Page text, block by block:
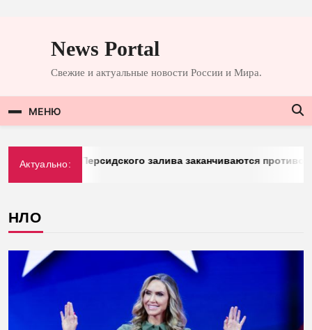
содержимомуNews Portal
Свежие и актуальные новости России и Мира.
МЕНЮ
Актуально:
у стран Персидского залива заканчиваются
НЛО